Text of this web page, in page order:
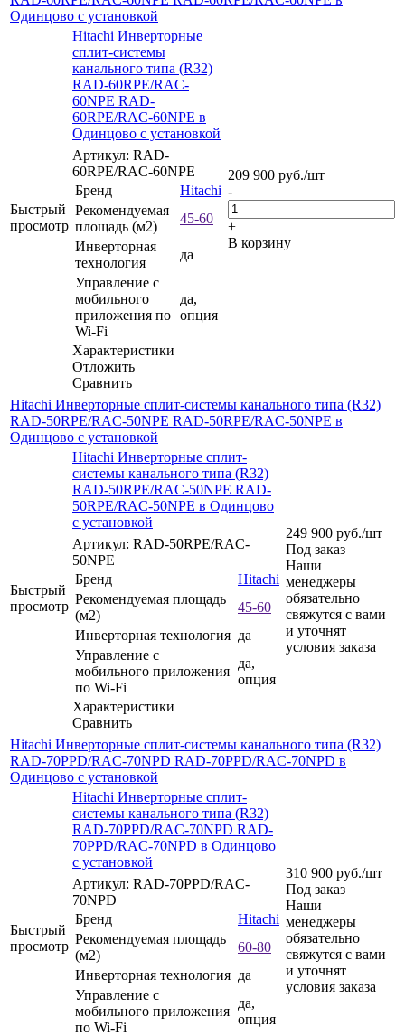
Одинцово с установкой
Быстрый
просмотр
Hitachi Инверторные
сплит-системы
канального типа (R32)
RAD-60RPE/RAC-
60NPE RAD-
60RPE/RAC-60NPE в
Одинцово с установкой
Артикул: RAD-
60RPE/RAC-60NPE
Бренд
Hitachi
Рекомендуемая
площадь (м2)
45-60
Инверторная
технология
да
Управление c
мобильного
приложения по
Wi-Fi
да,
опция
Характеристики
Отложить
Сравнить
209 900 руб./шт
-
+
В корзину
Hitachi Инверторные сплит-системы канального типа (R32)
RAD-50RPE/RAC-50NPE RAD-50RPE/RAC-50NPE в
Одинцово с установкой
Быстрый
просмотр
Hitachi Инверторные сплит-
системы канального типа (R32)
RAD-50RPE/RAC-50NPE RAD-
50RPE/RAC-50NPE в Одинцово
с установкой
Артикул: RAD-50RPE/RAC-
50NPE
Бренд
Hitachi
Рекомендуемая площадь
(м2)
45-60
Инверторная технология да
Управление c
мобильного приложения
по Wi-Fi
да,
опция
Характеристики
Сравнить
249 900 руб./шт
Под заказ
Наши
менеджеры
обязательно
свяжутся с вами
и уточнят
условия заказа
Hitachi Инверторные сплит-системы канального типа (R32)
RAD-70PPD/RAC-70NPD RAD-70PPD/RAC-70NPD в
Одинцово с установкой
Быстрый
просмотр
Hitachi Инверторные сплит-
системы канального типа (R32)
RAD-70PPD/RAC-70NPD RAD-
70PPD/RAC-70NPD в Одинцово
с установкой
Артикул: RAD-70PPD/RAC-
70NPD
Бренд
Hitachi
Рекомендуемая площадь
(м2)
60-80
Инверторная технология да
Управление c
мобильного приложения
по Wi-Fi
да,
опция
310 900 руб./шт
Под заказ
Наши
менеджеры
обязательно
свяжутся с вами
и уточнят
условия заказа